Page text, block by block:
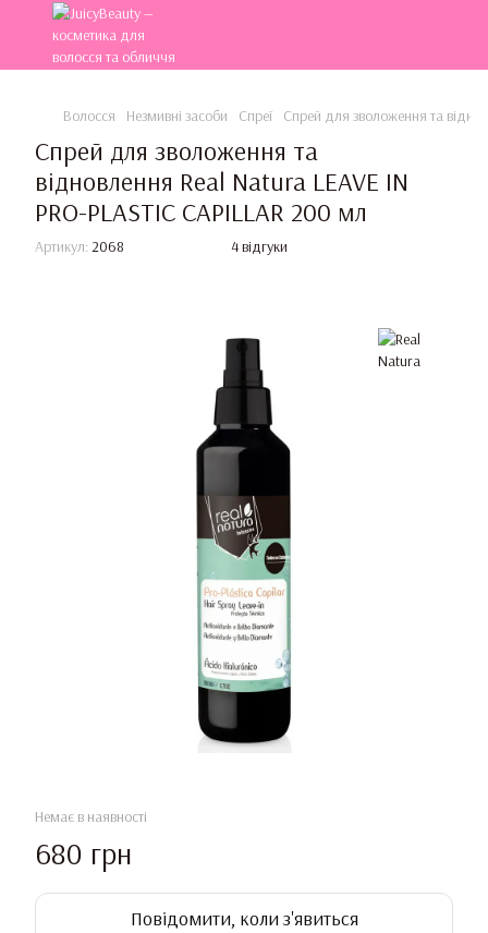
Волосся Незмивні засоби Спреї Спрей для зволоження та
Спрей для зволоження та
відновлення Real Natura LEAVE IN
PRO-PLASTIC CAPILLAR 200 мл
Артикул: 2068 4 відгуки
Немає в наявності
680 грн
Повідомити, коли з'явиться